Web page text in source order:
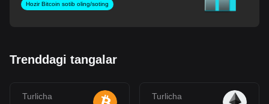
Hozir Bitcoin sotib oling/soting
Trenddagi tangalar
Turlicha Turlicha